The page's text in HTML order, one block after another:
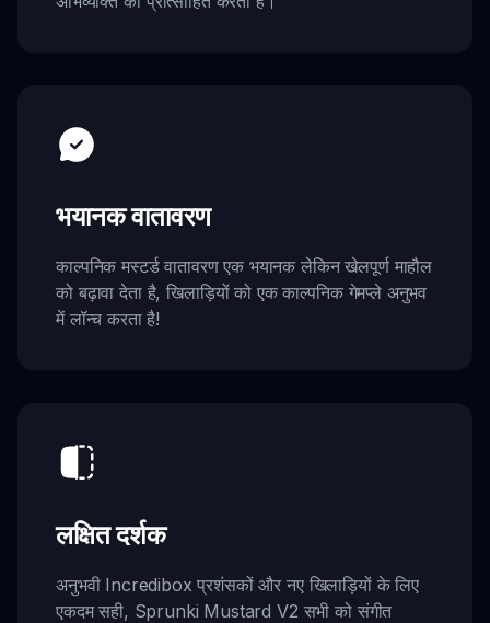
भयानक वातावरण
काल्पनिक मस्टर्ड वातावरण एक भयानक लेकिन खेलपूर्ण माहौल
को बढ़ावा देता है, खिलाड़ियों को एक काल्पनिक गेमप्ले अनुभव
में लॉन्च करता है!
लक्षित दर्शक
अनुभवी Incredibox प्रशंसकों और नए खिलाड़ियों के लिए
एकदम सही, Sprunki Mustard V2 सभी को संगीत